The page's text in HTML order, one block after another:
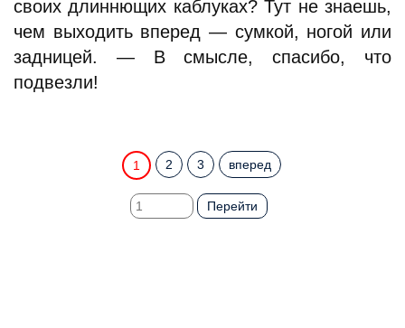
своих длиннющих каблуках? Тут не знаешь,
чем выходить вперед — сумкой, ногой или
задницей. — В смысле, спасибо, что
подвезли!
1 2 3 вперед
Перейти